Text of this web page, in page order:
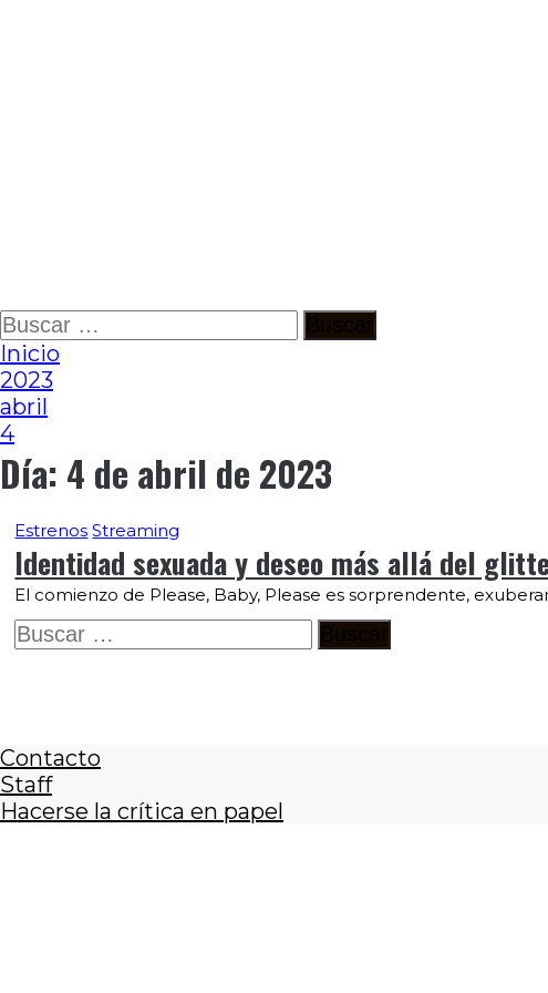
Ir
al
contenido
Buscar:
Inicio
2023
abril
4
Día: 4 de abril de 2023
Estrenos Streaming
Identidad sexuada y deseo más allá del
El comienzo de Please, Baby, Please es sorprendente,
Buscar:
Contacto
Staff
Hacerse la crítica en papel